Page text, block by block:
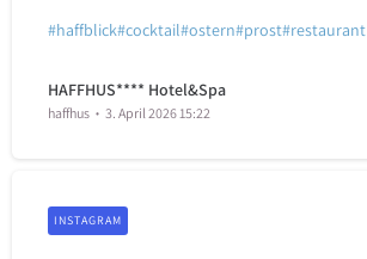
#haffblick#cocktail#ostern#prost#restaurant
HAFFHUS**** Hotel&Spa
haffhus 3. April 2026 15:22
INSTAGRAM